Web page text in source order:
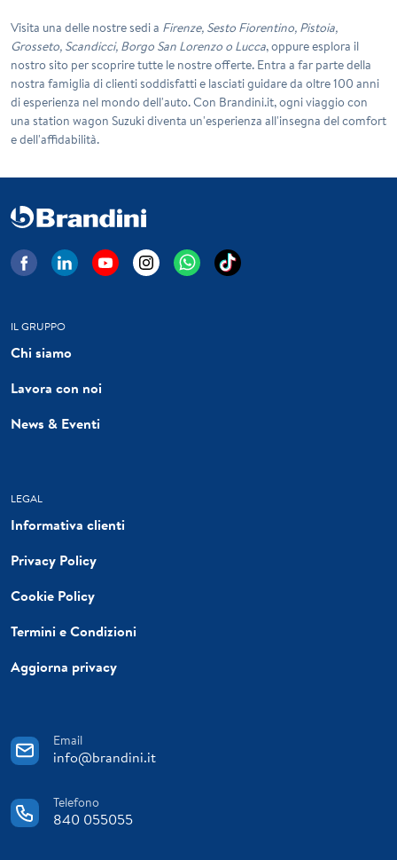
Visita una delle nostre sedi a Firenze, Sesto Fiorentino, Pistoia,
Grosseto, Scandicci, Borgo San Lorenzo o Lucca, oppure esplora il
nostro sito per scoprire tutte le nostre offerte. Entra a far parte della
nostra famiglia di clienti soddisfatti e lasciati guidare da oltre 100 anni
di esperienza nel mondo dell'auto. Con Brandini.it, ogni viaggio con
una station wagon Suzukidiventa un'esperienza all'insegna del comfort
e dell'affidabilità.
IL GRUPPO
Chi siamo
Lavora con noi
News & Eventi
LEGAL
Informativa clienti
Privacy Policy
Cookie Policy
Termini e Condizioni
Aggiorna privacy
Email
info@brandini.it
Telefono
840 055055